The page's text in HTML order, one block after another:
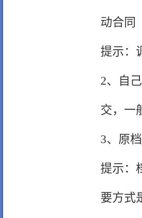
动合同
提示：
2、自
交，一
3、原
提示：
要方式